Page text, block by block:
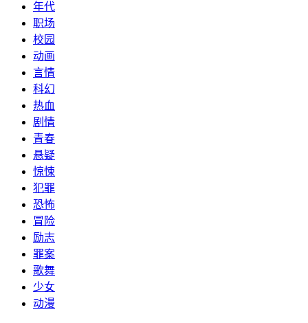
年代
职场
校园
动画
言情
科幻
热血
剧情
青春
悬疑
惊悚
犯罪
恐怖
冒险
励志
罪案
歌舞
少女
动漫